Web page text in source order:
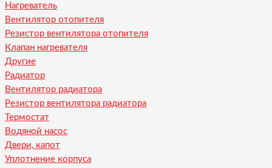
Нагреватель
Вентилятор отопителя
Резистор вентилятора отопителя
Клапан нагревателя
Другие
Радиатор
Вентилятор радиатора
Резистор вентилятора радиатора
Термостат
Водяной насос
Двери, капот
Уплотнение корпуса